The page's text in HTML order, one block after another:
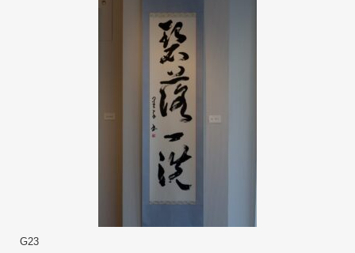
G23